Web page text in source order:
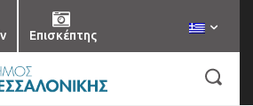
Επισκέπτης